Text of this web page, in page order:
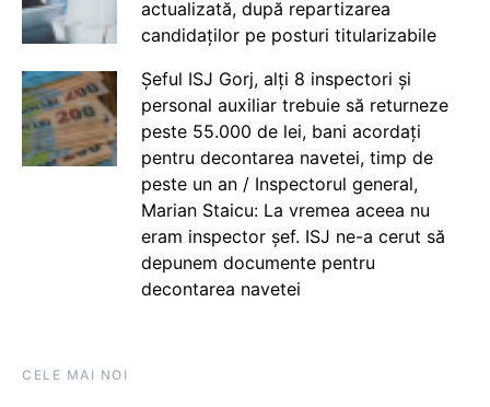
actualizată, după repartizarea
candidaților pe posturi titularizabile
Șeful ISJ Gorj, alți 8 inspectori și
personal auxiliar trebuie să returneze
peste 55.000 de lei, bani acordați
pentru decontarea navetei, timp de
peste un an / Inspectorul general,
Marian Staicu: La vremea aceea nu
eram inspector șef. ISJ ne-a cerut să
depunem documente pentru
decontarea navetei
CELE MAI NOI